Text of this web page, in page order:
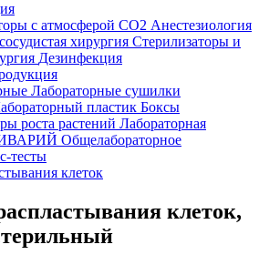
с атмосферой CO2 Анестезиология
хирургия Стерилизаторы и
Дезинфекция
Лабораторные сушилки
пластик Боксы
роста растений Лабораторная
Общелабораторное
тесты
клеток,